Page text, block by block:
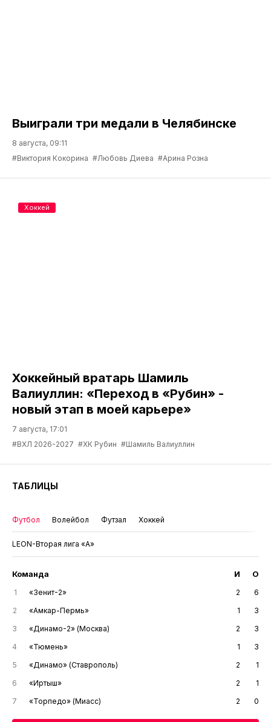
Выиграли три медали в Челябинске
8 августа, 09:11
#Виктория Кокорина #Любовь Диева #Арина Розна
Хоккейный вратарь Шамиль
Валиуллин: «Переход в «Рубин» -
новый этап в моей карьере»
7 августа, 17:01
#ВХЛ 2026-2027 #ХК Рубин #Шамиль Валиуллин
Хоккей
ТАБЛИЦЫ
Футбол Волейбол Футзал Хоккей
LEON-Вторая лига «А»
Команда И О
1 «Зенит-2» 2
6
2
«Амкар-Пермь» 1
3
3
«Динамо-2» (Москва) 2
3
4
«Тюмень» 1
3
5
«Динамо» (Ставрополь) 2
1
6
«Иртыш» 2
1
7
«Торпедо» (Миасс) 2 0